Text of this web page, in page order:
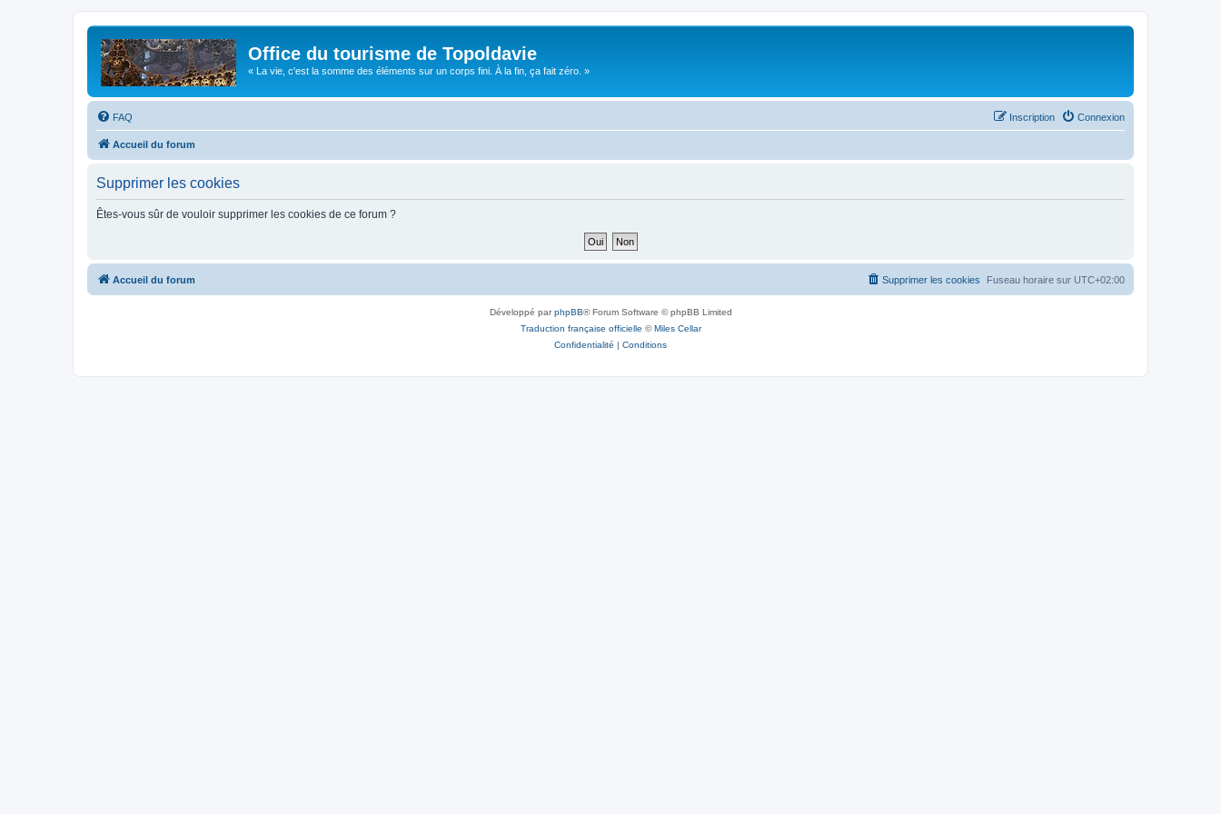
Office du tourisme de Topoldavie
« La vie, c'est la somme des éléments sur un corps fini. À la fin, ça fait zéro. »
FAQ Connexion
Inscription
Accueil du forum
Supprimer les cookies
Êtes-vous sûr de vouloir supprimer les cookies de ce forum ?
Accueil du forum Fuseau horaire sur UTC+02:00
Supprimer les cookies
Développé parphpBB® Forum Software © phpBB Limited
Traduction française officielle ©Miles Cellar
Confidentialité | Conditions